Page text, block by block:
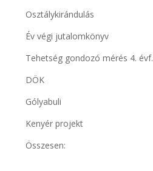
Osztálykirándulás
Év végi jutalomkönyv
Tehetség gondozó mérés 4. évf.
DÖK
Gólyabuli
Kenyér projekt
Összesen: